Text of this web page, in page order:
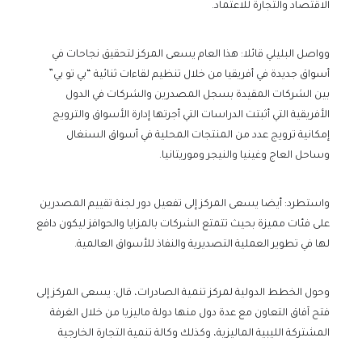
الاقتصاد والتجارة للاعتماد.
وواصل البليلي قائلا: هذا العام يسعى المركز لتحقيق نجاحات في
أسواق جديدة في أفريقيا من خلال تنظيم لقاءات ثنائية “بي تو بي”
بين الشركات المقيدة بسجل المصدرين والشركات في الدول
الأفريقية التي أثبتت الدراسات التي أجرتها إدارة الأسواق والترويج
إمكانية ترويج عدد من المنتجات المحلية في أسواق السنغال
وساحل العاج وغينيا والنيجر وموريتانيا.
واستطرد: أيضا يسعى المركز إلى تفعيل دور لجنة تقييم المصدرين
على فئات مميزة بحيث تتمتع الشركات بالمزايا والحوافز ليكون دافع
لها في تطوير العملية التصديرية والنفاذ للأسواق العالمية.
وحول الخطط الدولية لمركز تنمية الصادرات، قال: يسعى المركز إلى
فتح آفاق التعاون مع عدة دول منها دولة ماليزيا من خلال الغرفة
المشتركة الليبية الماليزية، وكذلك وكالة تنمية التجارة الخارجية